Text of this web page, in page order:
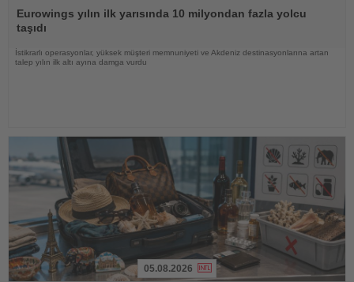
Oku
Eurowings yılın ilk yarısında 10 milyondan fazla yolcu
taşıdı
İstikrarlı operasyonlar, yüksek müşteri memnuniyeti ve Akdeniz destinasyonlarına artan
talep yılın ilk altı ayına damga vurdu
05.08.2026